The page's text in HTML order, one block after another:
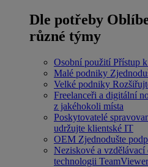
Dle potřeby
různé týmy
Osobní použití Přístup
Malé podniky
Velké podniky
Freelanceři a digitální
z jakéhokoli místa
Poskytovatelé
udržujte klientské IT
OEM Zjednodušte
Neziskové a vzdělávací
technologii TeamViewer